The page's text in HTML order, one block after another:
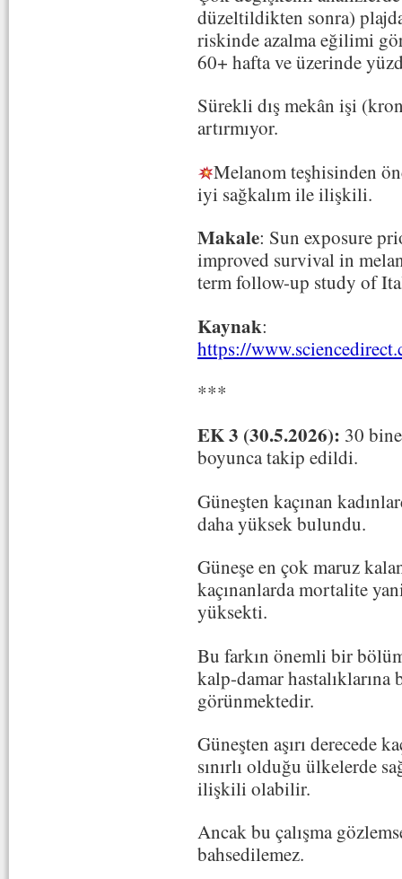
düzeltildikten sonra)
riskinde azalma eğilimi
60+ hafta ve üzerinde
Sürekli dış mekân işi
artırmıyor.
Melanom teşhisinden
iyi sağkalım ile ilişkili.
Makale: Sun exposure
improved survival in
term follow-up study of
Kaynak:
https://
***
EK 3 (30.5.2026): 30
boyunca takip edildi.
Güneşten kaçınan
daha yüksek bulundu.
Güneşe en çok maruz
kaçınanlarda mortalite
yüksekti.
Bu farkın önemli bir
kalp-damar
görünmektedir.
Güneşten aşırı derecede
sınırlı olduğu ülkelerde
ilişkili olabilir.
Ancak bu çalışma
bahsedilemez.